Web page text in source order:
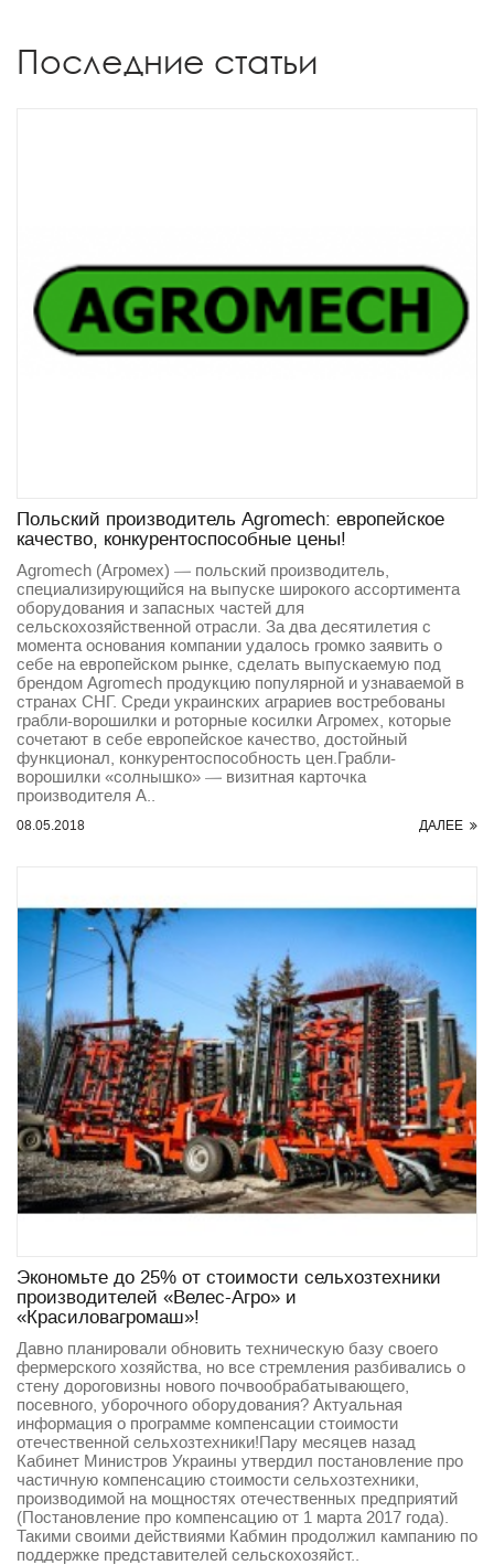
Последние статьи
Польский производитель Agromech: европейское
качество, конкурентоспособные цены!
Agromech (Агромех) — польский производитель,
специализирующийся на выпуске широкого ассортимента
оборудования и запасных частей для
сельскохозяйственной отрасли. За два десятилетия с
момента основания компании удалось громко заявить о
себе на европейском рынке, сделать выпускаемую под
брендом Agromech продукцию популярной и узнаваемой в
странах СНГ. Среди украинских аграриев востребованы
грабли-ворошилки и роторные косилки Агромех, которые
сочетают в себе европейское качество, достойный
функционал, конкурентоспособность цен.Грабли-
ворошилки «солнышко» — визитная карточка
производителя A..
08.05.2018 ДАЛЕЕ
Экономьте до 25% от стоимости сельхозтехники
производителей «Велес-Агро» и
«Красиловагромаш»!
Давно планировали обновить техническую базу своего
фермерского хозяйства, но все стремления разбивались о
стену дороговизны нового почвообрабатывающего,
посевного, уборочного оборудования? Актуальная
информация о программе компенсации стоимости
отечественной сельхозтехники!Пару месяцев назад
Кабинет Министров Украины утвердил постановление про
частичную компенсацию стоимости сельхозтехники,
производимой на мощностях отечественных предприятий
(Постановление про компенсацию от 1 марта 2017 года).
Такими своими действиями Кабмин продолжил кампанию по
поддержке представителей сельскохозяйст..